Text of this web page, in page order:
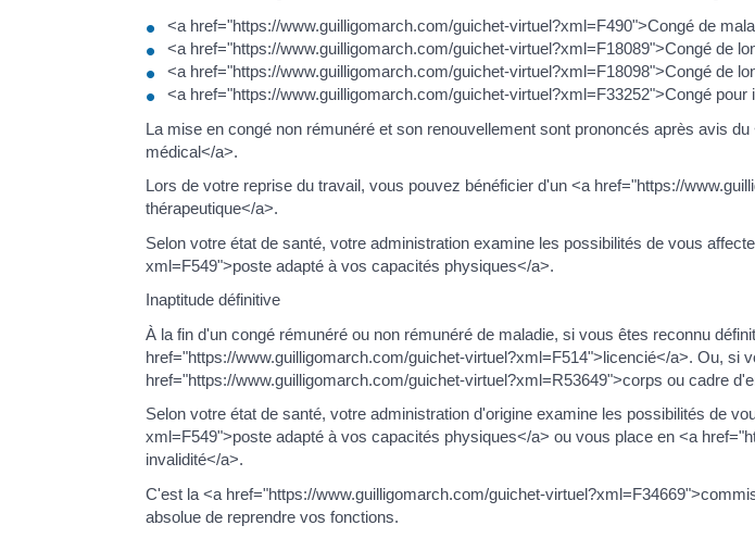
<a href="https://www.guilligomarch.com/guichet-virtuel?xml=F490">Congé de
<a href="https://www.guilligomarch.com/guichet-virtuel?xml=F18089">Congé de
<a href="https://www.guilligomarch.com/guichet-virtuel?xml=F18098">Congé de
<a href="https://www.guilligomarch.com/guichet-virtuel?xml=F33252">Congé
La mise en congé non rémunéré et son renouvellement sont prononcés après avis
médical</a>.
Lors de votre reprise du travail, vous pouvez bénéficier d'un <a href="https://
thérapeutique</a>.
Selon votre état de santé, votre administration examine les possibilités de vous
xml=F549">poste adapté à vos capacités physiques</a>.
Inaptitude définitive
À la fin d'un congé rémunéré ou non rémunéré de maladie, si vous êtes reconnu
href="https://www.guilligomarch.com/guichet-virtuel?xml=F514">licencié</a>. Ou, si
href="https://www.guilligomarch.com/guichet-virtuel?xml=R53649">corps ou cadre
Selon votre état de santé, votre administration d'origine examine les possibilités de
xml=F549">poste adapté à vos capacités physiques</a> ou vous place en <a
invalidité</a>.
C'est la <a href="https://www.guilligomarch.com/guichet-
absolue de reprendre vos fonctions.